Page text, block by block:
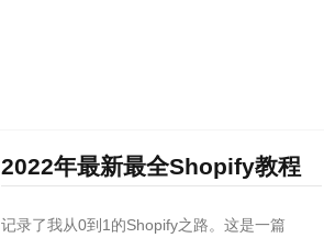
2022年最新最全Shopify教程
记录了我从0到1的Shopify之路。这是一篇